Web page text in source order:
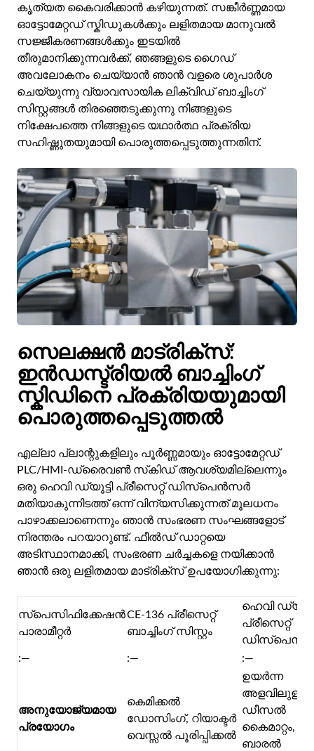
കൃത്യത കൈവരിക്കാൻ കഴിയുന്നത്. സങ്കീർണ്ണമായ
ഓട്ടോമേറ്റഡ് സ്കിഡുകൾക്കും ലളിതമായ മാനുവൽ
സജ്ജീകരണങ്ങൾക്കും ഇടയിൽ
തീരുമാനിക്കുന്നവർക്ക്, ഞങ്ങളുടെ ഗൈഡ്
അവലോകനം ചെയ്യാൻ ഞാൻ വളരെ ശുപാർശ
ചെയ്യുന്നു വ്യാവസായിക ലിക്വിഡ് ബാച്ചിംഗ്
സിസ്റ്റങ്ങൾ തിരഞ്ഞെടുക്കുന്നു നിങ്ങളുടെ
നിക്ഷേപത്തെ നിങ്ങളുടെ യഥാർത്ഥ പ്രക്രിയ
സഹിഷ്ണുതയുമായി പൊരുത്തപ്പെടുത്തുന്നതിന്.
സെലക്ഷൻ മാട്രിക്സ്:
ഇൻഡസ്ട്രിയൽ ബാച്ചിംഗ്
സ്കിഡിനെ പ്രക്രിയയുമായി
പൊരുത്തപ്പെടുത്തൽ
എല്ലാ പ്ലാന്റുകളിലും പൂർണ്ണമായും ഓട്ടോമേറ്റഡ്
PLC/HMI-ഡ്രൈവൺ സ്‌കിഡ് ആവശ്യമില്ലെന്നും
ഒരു ഹെവി ഡ്യൂട്ടി പ്രീസെറ്റ് ഡിസ്‌പെൻസർ
മതിയാകുന്നിടത്ത് ഒന്ന് വിന്യസിക്കുന്നത് മൂലധനം
പാഴാക്കലാണെന്നും ഞാൻ സംഭരണ സംഘങ്ങളോട്
നിരന്തരം പറയാറുണ്ട്. ഫീൽഡ് ഡാറ്റയെ
അടിസ്ഥാനമാക്കി, സംഭരണ ചർച്ചകളെ നയിക്കാൻ
ഞാൻ ഒരു ലളിതമായ മാട്രിക്സ് ഉപയോഗിക്കുന്നു:
സ്പെസിഫിക്കേഷൻ
പാരാമീറ്റർ
CE-136 പ്രീസെറ്റ്
ബാച്ചിംഗ് സിസ്റ്റം
ഹെവി
പ്രീസെറ്റ്
:—
:— :—
അനുയോജ്യമായ
പ്രയോഗം
കെമിക്കൽ
ഡോസിംഗ്, റിയാക്ടർ
വെസ്സൽ പൂരിപ്പിക്കൽ
ഉയർന്ന
അളവിലുള്ള
ഡീസൽ
കൈമാറ്റം,
ബാരൽ